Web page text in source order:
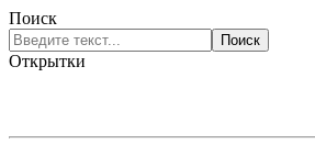
Поиск
Поиск
Открытки